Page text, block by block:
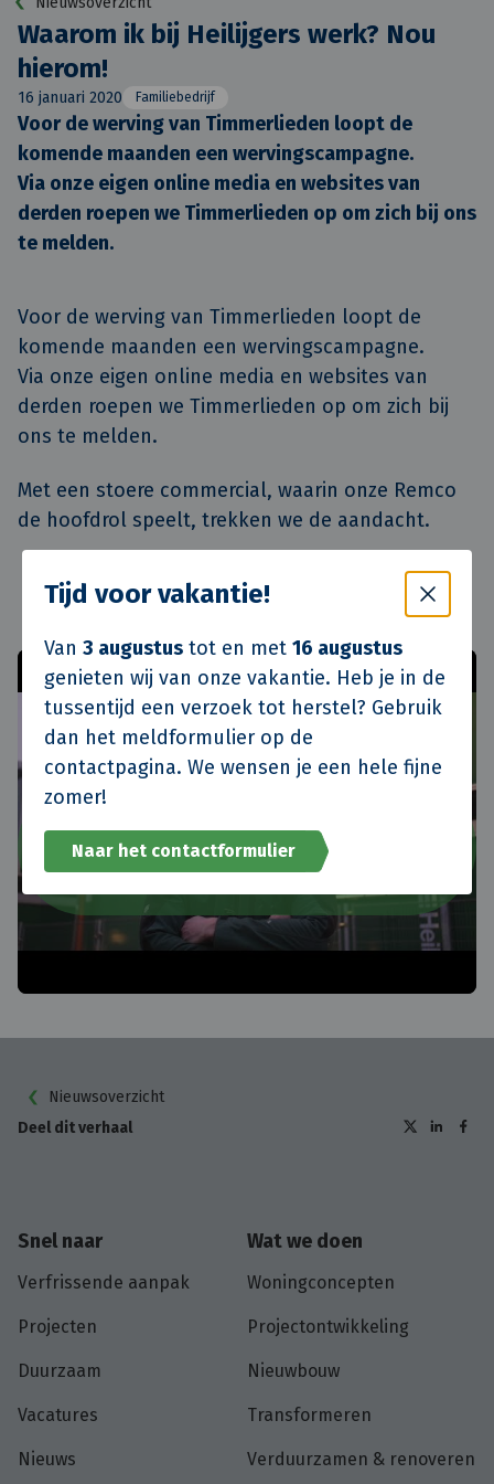
Tijd voor vakantie!
Van 3 augustus tot en met 16 augustus
genieten wij van onze vakantie. Heb je in de
tussentijd een verzoek tot herstel? Gebruik
dan het meldformulier op de
contactpagina. We wensen je een hele fijne
zomer!
Naar het contactformulier
Waarom ik bij Heilijgers werk? Nou
hierom!
16 januari 2020 Familiebedrijf
Voor de werving van Timmerlieden loopt de
komende maanden een wervingscampagne.
Via onze eigen online media en websites van
derden roepen we Timmerlieden op om zich bij ons
te melden.
Voor de werving van Timmerlieden loopt de
komende maanden een wervingscampagne.
Via onze eigen online media en websites van
derden roepen we Timmerlieden op om zich bij
ons te melden.
Met een stoere commercial, waarin onze Remco
de hoofdrol speelt, trekken we de aandacht.
Waarom ik bij Heilijgers werk? Nou hierom!
Nieuwsoverzicht
Deel dit verhaal
Snel naar
Verfrissende aanpak
Projecten
Duurzaam
Vacatures
Nieuws
Wat we doen
Woningconcepten
Projectontwikkeling
Nieuwbouw
Transformeren
Verduurzamen & renoveren